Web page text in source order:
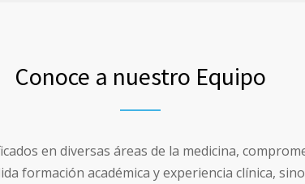
Conoce a nuestro Equipo
en diversas áreas de la medicina,
formación académica y experiencia clínica,